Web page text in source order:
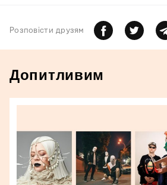
Розповiсти друзям
Допитливим